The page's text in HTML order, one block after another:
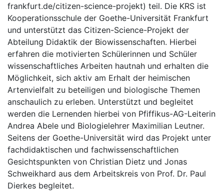
frankfurt.de/citizen-science-projekt) teil. Die KRS ist
Kooperationsschule der Goethe-Universität Frankfurt
und unterstützt das Citizen-Science-Projekt der
Abteilung Didaktik der Biowissenschaften. Hierbei
erfahren die motivierten Schülerinnen und Schüler
wissenschaftliches Arbeiten hautnah und erhalten die
Möglichkeit, sich aktiv am Erhalt der heimischen
Artenvielfalt zu beteiligen und biologische Themen
anschaulich zu erleben. Unterstützt und begleitet
werden die Lernenden hierbei von Pfiffikus-AG-Leiterin
Andrea Abele und Biologielehrer Maximilian Leutner.
Seitens der Goethe-Universität wird das Projekt unter
fachdidaktischen und fachwissenschaftlichen
Gesichtspunkten von Christian Dietz und Jonas
Schweikhard aus dem Arbeitskreis von Prof. Dr. Paul
Dierkes begleitet.